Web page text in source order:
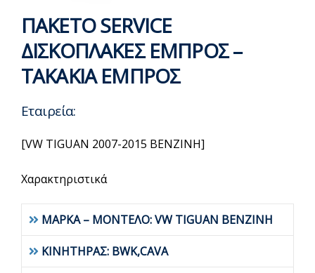
ΠΑΚΕΤΟ SERVICE
ΔΙΣΚΟΠΛΑΚΕΣ ΕΜΠΡΟΣ –
ΤΑΚΑΚΙΑ ΕΜΠΡΟΣ
Εταιρεία:
[VW TIGUAN 2007-2015 BENZINH]
Χαρακτηριστικά
ΜΑΡΚΑ – ΜΟΝΤΕΛΟ: VW TIGUAN BENZINH
ΚΙΝΗΤΗΡΑΣ: BWK,CAVA